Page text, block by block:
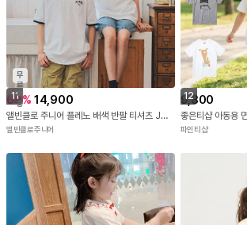
11
무
료
배
송
68% 14,900
앨빈클로 주니어 플레노 배색 반팔 티셔츠 J24876 3컬러
앨빈클로주니어
12
9,800
파인티샵